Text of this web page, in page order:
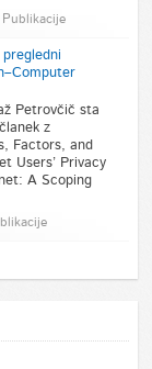
Petrovčič sta
z
Factors, and
Users’ Privacy
A Scoping